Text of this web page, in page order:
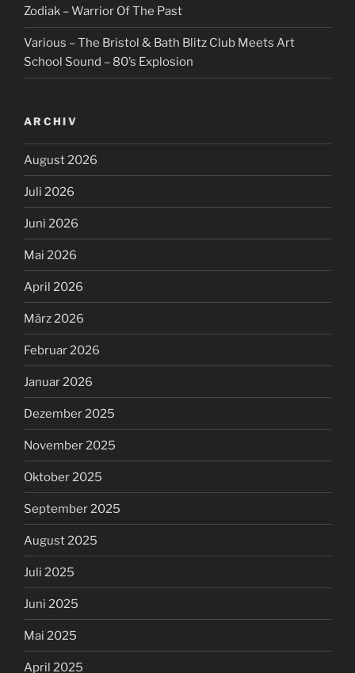
Zodiak – Warrior Of The Past
Various – The Bristol & Bath Blitz Club Meets Art
School Sound – 80’s Explosion
ARCHIV
August 2026
Juli 2026
Juni 2026
Mai 2026
April 2026
März 2026
Februar 2026
Januar 2026
Dezember 2025
November 2025
Oktober 2025
September 2025
August 2025
Juli 2025
Juni 2025
Mai 2025
April 2025